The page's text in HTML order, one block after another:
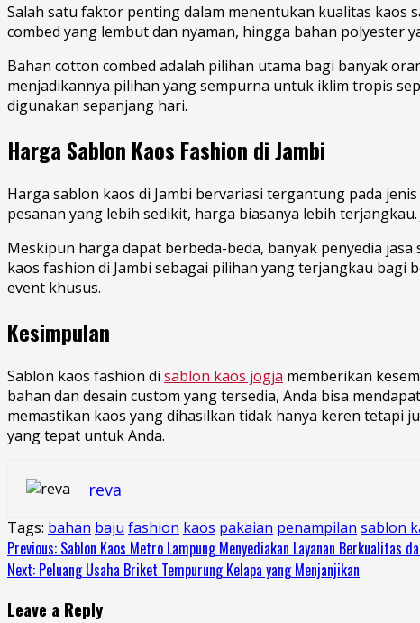
Salah satu faktor penting dalam menentukan kualitas kaos
combed yang lembut dan nyaman, hingga bahan polyester
Bahan cotton combed adalah pilihan utama bagi banyak
menjadikannya pilihan yang sempurna untuk iklim tropis
digunakan sepanjang hari.
Harga Sablon Kaos Fashion di Jambi
Harga sablon kaos di Jambi bervariasi tergantung pada
pesanan yang lebih sedikit, harga biasanya lebih
Meskipun harga dapat berbeda-beda, banyak penyedia
kaos fashion di Jambi sebagai pilihan yang terjangkau
event khusus.
Kesimpulan
Sablon kaos fashion di sablon kaos jogja memberikan
bahan dan desain custom yang tersedia, Anda bisa
memastikan kaos yang dihasilkan tidak hanya keren tetapi
yang tepat untuk Anda.
reva
Tags: bahan baju fashion kaos pakaian penampilan sablon
Continue
Reading
Previous: Sablon Kaos Metro Lampung Menyediakan Layanan Berkualitas
Next: Peluang Usaha Briket Tempurung Kelapa yang Menjanjikan
Leave a Reply